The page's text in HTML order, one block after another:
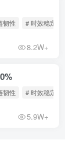
韧性 # 时效稳定
8.2W+
韧性 # 时效稳定
5.9W+